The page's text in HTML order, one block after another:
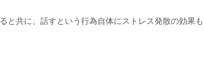
と共に、話すという行為自体にストレス発散の効果も